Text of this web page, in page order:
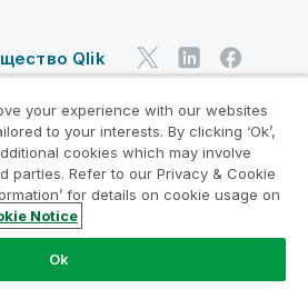
Qlik
продуктов
Юридические положения
Товарные знаки
AB, 1993-2026. Все права
your experience with our websites
to your interests. By clicking ‘Ok’,
cookies which may involve
parties. Refer to our Privacy & Cookie
for details on cookie usage on
Notice
Ok